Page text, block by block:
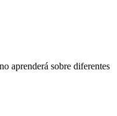
aprenderá sobre diferentes